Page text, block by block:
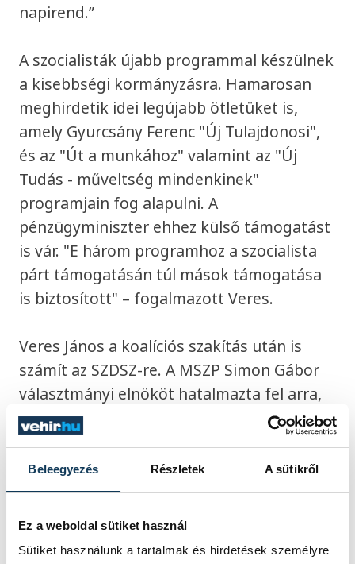
Beleegyezés Részletek A sütikről
Ez a weboldal sütiket használ
Sütiket használunk a tartalmak és hirdetések személyre
napirend.”
A szocialisták újabb programmal készülnek
a kisebbségi kormányzásra. Hamarosan
meghirdetik idei legújabb ötletüket is,
amely Gyurcsány Ferenc "Új Tulajdonosi",
és az "Út a munkához" valamint az "Új
Tudás - műveltség mindenkinek"
programjain fog alapulni. A
pénzügyminiszter ehhez külső támogatást
is vár. "E három programhoz a szocialista
párt támogatásán túl mások támogatása
is biztosított" – fogalmazott Veres.
Veres János a koalíciós szakítás után is
számít az SZDSZ-re. A MSZP Simon Gábor
választmányi elnököt hatalmazta fel arra,
hogy április 30. után is egyeztessen az
szabad demokratákkal az együttműködés
további formáiról.